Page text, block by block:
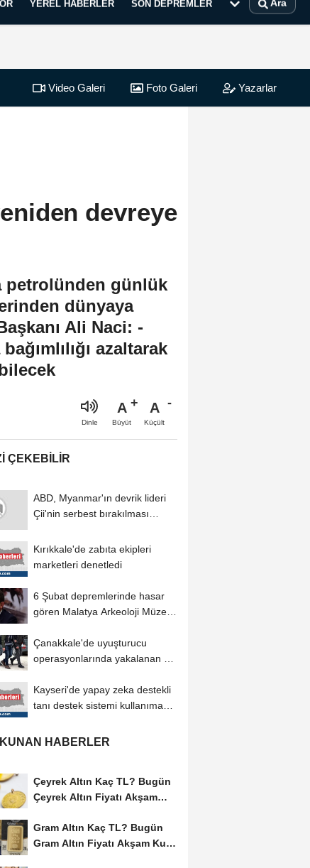
YEREL HABERLER SON DEPREMLER Ara
Video Galeri Foto Galeri Yazarlar
devreye
petrolünden günlük
dünyaya
Ali Naci: -
azaltarak
Dinle
A
Büyüt
A
Küçült
ÇEKEBILIR
ABD, Myanmar'ın devrik lideri
Çii'nin serbest bırakılması
Kırıkkale'de zabıta ekipleri
marketleri denetledi
6 Şubat depremlerinde hasar
gören Malatya Arkeoloji Müzesi
Çanakkale'de uyuşturucu
operasyonlarında yakalanan 14
Kayseri'de yapay zeka destekli
tanı destek sistemi kullanıma
HABERLER
Çeyrek Altın Kaç TL? Bugün
Çeyrek Altın Fiyatı Akşam
Gram Altın Kaç TL? Bugün
Gram Altın Fiyatı Akşam Kuru